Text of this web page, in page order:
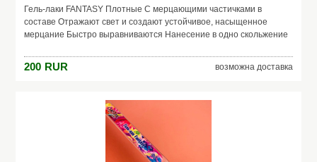
Гель-лаки FANTASY Плотные С мерцающими частичками в
составе Отражают свет и создают устойчивое, насыщенное
мерцание Быстро выравниваются Нанесение в одно скольжение
200 RUR возможна доставка